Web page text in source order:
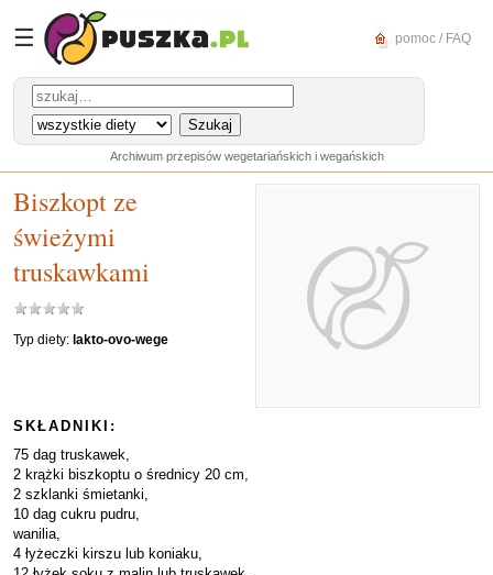
☰ pomoc / FAQ
Archiwum przepisów wegetariańskich i wegańskich
Biszkopt ze
świeżymi
truskawkami
Typ diety: lakto-ovo-wege
SKŁADNIKI:
75 dag truskawek,
2 krążki biszkoptu o średnicy 20 cm,
2 szklanki śmietanki,
10 dag cukru pudru,
wanilia,
4 łyżeczki kirszu lub koniaku,